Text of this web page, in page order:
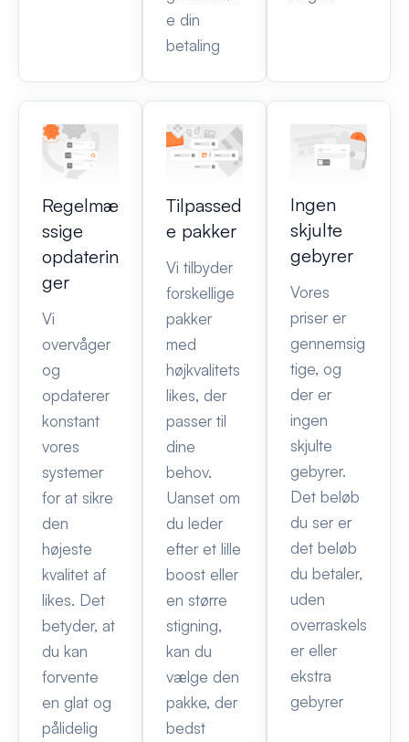
e din
betaling
Regelmæ
ssige
opdaterin
ger
Vi
overvåger
og
opdaterer
konstant
vores
systemer
for at sikre
den
højeste
kvalitet af
likes. Det
betyder, at
du kan
forvente
en glat og
pålidelig
Tilpassed
e pakker
Vi tilbyder
forskellige
pakker
med
højkvalitets
likes, der
passer til
dine
behov.
Uanset om
du leder
efter et lille
boost eller
en større
stigning,
kan du
vælge den
pakke, der
bedst
Ingen
skjulte
gebyrer
Vores
priser er
gennemsig
tige, og
der er
ingen
skjulte
gebyrer.
Det beløb
du ser er
det beløb
du betaler,
uden
overraskels
er eller
ekstra
gebyrer